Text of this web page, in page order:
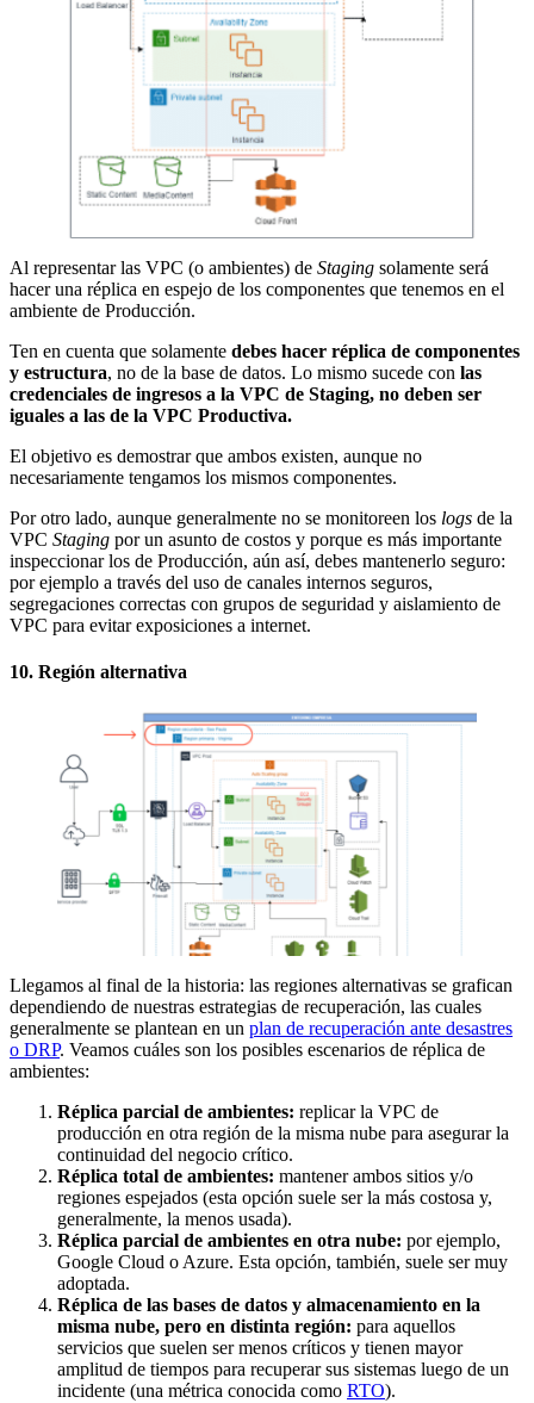
Al representar las VPC (o ambientes) de Staging solamente será
hacer una réplica en espejo de los componentes que tenemos en el
ambiente de Producción.
Ten en cuenta que solamente debes hacer réplica de componentes
y estructura, no de la base de datos. Lo mismo sucede con las
credenciales de ingresos a la VPC de Staging, no deben ser
iguales a las de la VPC Productiva.
El objetivo es demostrar que ambos existen, aunque no
necesariamente tengamos los mismos componentes.
Por otro lado, aunque generalmente no se monitoreen los logs de la
VPC Staging por un asunto de costos y porque es más importante
inspeccionar los de Producción, aún así, debes mantenerlo seguro:
por ejemplo a través del uso de canales internos seguros,
segregaciones correctas con grupos de seguridad y aislamiento de
VPC para evitar exposiciones a internet.
10. Región alternativa
Llegamos al final de la historia: las regiones alternativas se grafican
dependiendo de nuestras estrategias de recuperación, las cuales
generalmente se plantean en un plan de recuperación ante desastres
o DRP. Veamos cuáles son los posibles escenarios de réplica de
ambientes:
Réplica parcial de ambientes: replicar la VPC de
producción en otra región de la misma nube para asegurar la
continuidad del negocio crítico.
Réplica total de ambientes: mantener ambos sitios y/o
regiones espejados (esta opción suele ser la más costosa y,
generalmente, la menos usada).
Réplica parcial de ambientes en otra nube: por ejemplo,
Google Cloud o Azure. Esta opción, también, suele ser muy
adoptada.
Réplica de las bases de datos y almacenamiento en la
misma nube, pero en distinta región: para aquellos
servicios que suelen ser menos críticos y tienen mayor
amplitud de tiempos para recuperar sus sistemas luego de un
incidente (una métrica conocida como RTO).